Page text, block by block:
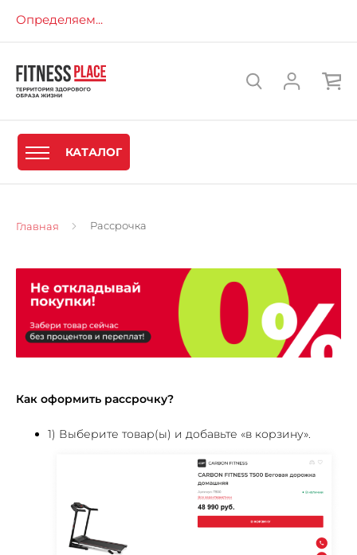
Определяем...
КАТАЛОГ
Главная Рассрочка
Как оформить рассрочку?
1) Выберите товар(ы) и добавьте «в корзину».